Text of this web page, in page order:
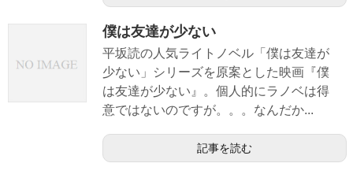
僕は友達が少ない
平坂読の人気ライトノベル「僕は友達が
少ない」シリーズを原案とした映画『僕
は友達が少ない』。個人的にラノベは得
意ではないのですが。。。なんだか...
記事を読む